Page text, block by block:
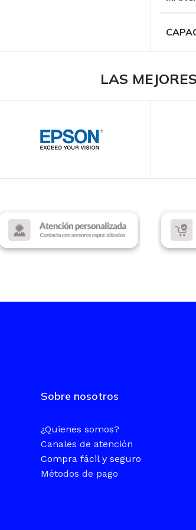
500
LAS
Sobre nosotros
¿Quienes somos?
Canales de atención
Compra fácil y seguro
Métodos de pago